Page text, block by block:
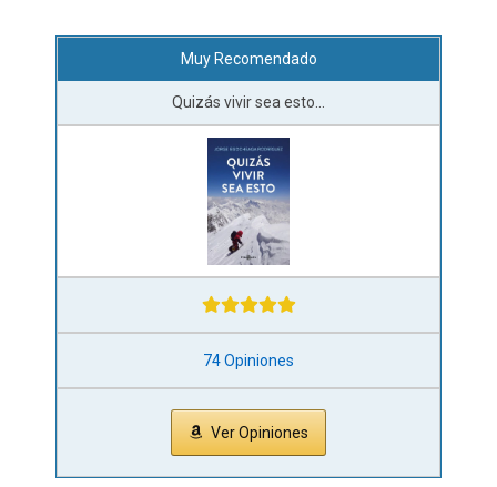
Muy Recomendado
Quizás vivir sea esto...
74 Opiniones
Ver Opiniones